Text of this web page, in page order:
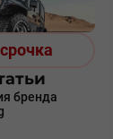
бренда